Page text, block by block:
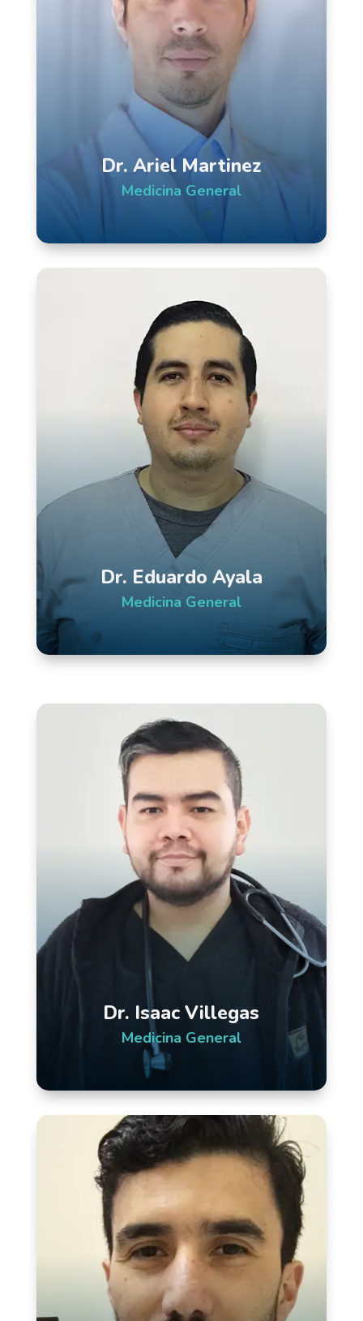
Dr. Ariel Martinez
Medicina General
Dr. Eduardo Ayala
Medicina General
Dr. Isaac Villegas
Medicina General